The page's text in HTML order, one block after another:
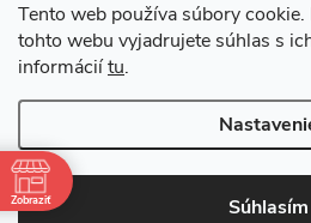
Tento web používa súbory
tohto webu vyjadrujete súhlas s
informáciítu.
Súhlasím
Copyright 2026remab.sk.
Zobraziť